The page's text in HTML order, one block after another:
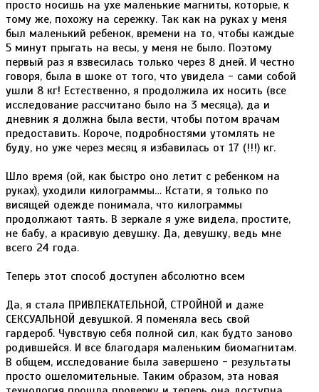
просто носишь на ухе маленькие магниты, которые, к
тому же, похожу на сережку. Так как на руках у меня
был маленький ребенок, времени на то, чтобы каждые
5 минут прыгать на весы, у меня не было. Поэтому
первый раз я взвесилась только через 8 дней. И честно
говоря, была в шоке от того, что увидела - сами собой
ушли 8 кг! Естественно, я продолжила их носить (все
исследование рассчитано было на 3 месяца), да и
дневник я должна была вести, чтобы потом врачам
предоставить. Короче, подробностями утомлять не
буду, но уже через месяц я избавилась от 17 (!!!) кг.
Шло время (ой, как быстро оно летит с ребенком на
руках), уходили килограммы… Кстати, я только по
висящей одежде понимала, что килограммы
продолжают таять. В зеркале я уже видела, простите,
не бабу, а красивую девушку. Да, девушку, ведь мне
всего 24 года.
Теперь этот способ доступен абсолютно всем
Да, я стала ПРИВЛЕКАТЕЛЬНОЙ, СТРОЙНОЙ и даже
СЕКСУАЛЬНОЙ девушкой. Я поменяла весь свой
гардероб. Чувствую себя полной сил, как будто заново
родившейся. И все благодаря маленьким биомагнитам.
В общем, исследование была завершено - результаты
просто ошеломительные. Таким образом, эта новая